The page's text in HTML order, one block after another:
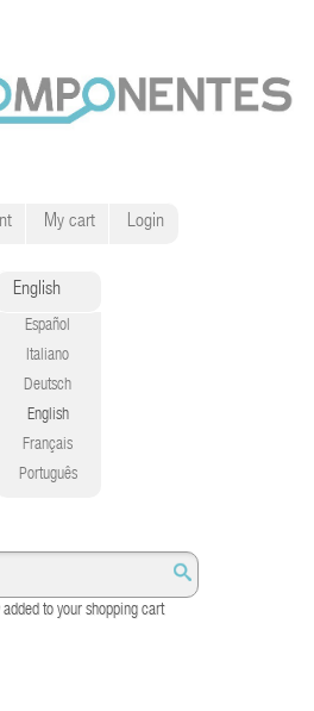
My cart Login
English
Español
Italiano
Deutsch
English
Français
Português
to your shopping cart